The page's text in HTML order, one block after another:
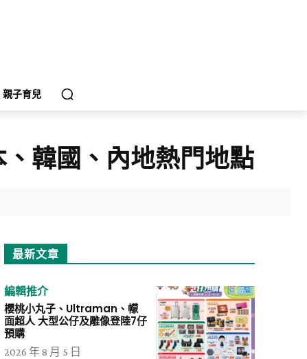
親子育兒
韓國、內地熱門地點
最新文章
編輯推介
櫻桃小丸子、Ultraman、幪
面超人 大型公仔及雕像登陸7仔
預購
2026 年 8 月 5 日